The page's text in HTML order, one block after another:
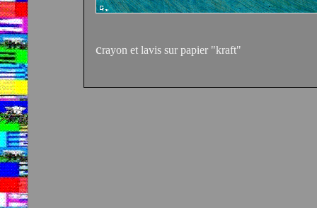
crayon et lavis sur papier "kraft"